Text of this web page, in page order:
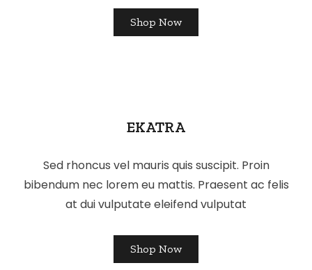
Shop Now
EKATRA
Sed rhoncus vel mauris quis suscipit. Proin
bibendum nec lorem eu mattis. Praesent ac felis
at dui vulputate eleifend vulputat
Shop Now